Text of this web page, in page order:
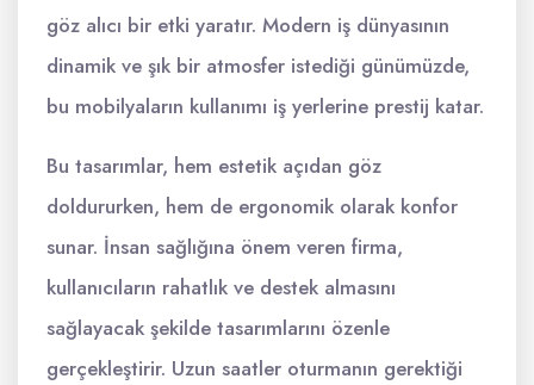
göz alıcı bir etki yaratır. Modern iş dünyasının
dinamik ve şık bir atmosfer istediği günümüzde,
bu mobilyaların kullanımı iş yerlerine prestij katar.
Bu tasarımlar, hem estetik açıdan göz
doldururken, hem de ergonomik olarak konfor
sunar. İnsan sağlığına önem veren firma,
kullanıcıların rahatlık ve destek almasını
sağlayacak şekilde tasarımlarını özenle
gerçekleştirir. Uzun saatler oturmanın gerektiği